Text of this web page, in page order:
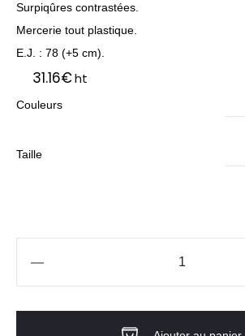
Surpiqûres contrastées.
Mercerie tout plastique.
E.J. : 78 (+5 cm).
31.16€ht
Couleurs
Taille